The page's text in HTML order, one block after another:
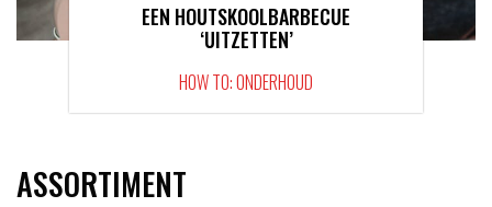
EEN HOUTSKOOLBARBECUE
‘UITZETTEN’
HOW TO: ONDERHOUD
ASSORTIMENT